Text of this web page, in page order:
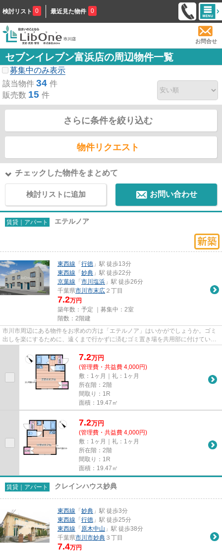
検討リスト 0 最近見た物件 0
お問合せ
セブンイレブン富浜店の周辺物件一覧
募集中のみ表示
該当物件 34 件
販売数 15 件
さらに条件を絞り込む
物件リクエスト
チェックした物件をまとめて
検討リストに追加 お問い合わせ
賃貸｜アパート エテルノア
東西線 「 行徳 」駅 徒歩13分
東西線 「 妙典 」駅 徒歩22分
京葉線 「 市川塩浜 」駅 徒歩26分
千葉県市川市末広 ２丁目
7.2万円
築年数：予定 ｜募集中： 2室
階数：2階建
市川市周辺にある物件をお求めの方は「エテルノア」はいかがでしょうか。ゴミ
出しを楽にするために、遠くまで行かずに済むゴミ置き場を共用部に付けていま
7.2万円
(管理費・共益費 4,000円)
敷：1ヶ月｜礼：1ヶ月
所在階：2階
間取り：1R
面積：19.47㎡
7.2万円
(管理費・共益費 4,000円)
敷：1ヶ月｜礼：1ヶ月
所在階：2階
間取り：1R
面積：19.47㎡
賃貸｜アパート クレインハウス妙典
東西線 「 妙典 」駅 徒歩3分
東西線 「 行徳 」駅 徒歩25分
東西線 「 原木中山 」駅 徒歩38分
千葉県市川市妙典 ３丁目
7.4万円